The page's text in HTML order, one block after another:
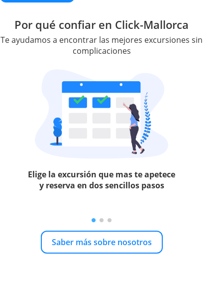
Por qué confiar en Click-Mallorca
Te ayudamos a encontrar las mejores excursiones sin
complicaciones
Elige la excursión que mas te apetece
y reserva en dos sencillos pasos
Saber más sobre nosotros